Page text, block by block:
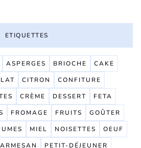
ETIQUETTES
ASPERGES BRIOCHE
CAKE
CITRON
CONFITURE
CRÈME DESSERT
FETA
FROMAGE FRUITS
GOÛTER
MIEL NOISETTES
OEUF
PETIT-DÉJEUNER